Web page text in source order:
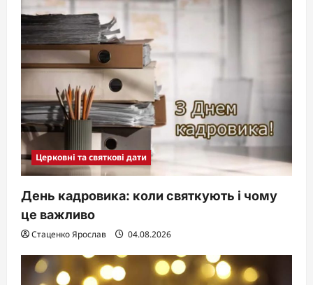
Церковні та святкові дати
День кадровика: коли святкують і чому
це важливо
Стаценко Ярослав 04.08.2026